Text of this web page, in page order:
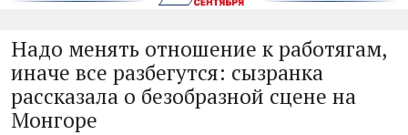
Надо менять отношение к работягам,
иначе все разбегутся: сызранка
рассказала о безобразной сцене на
Монгоре